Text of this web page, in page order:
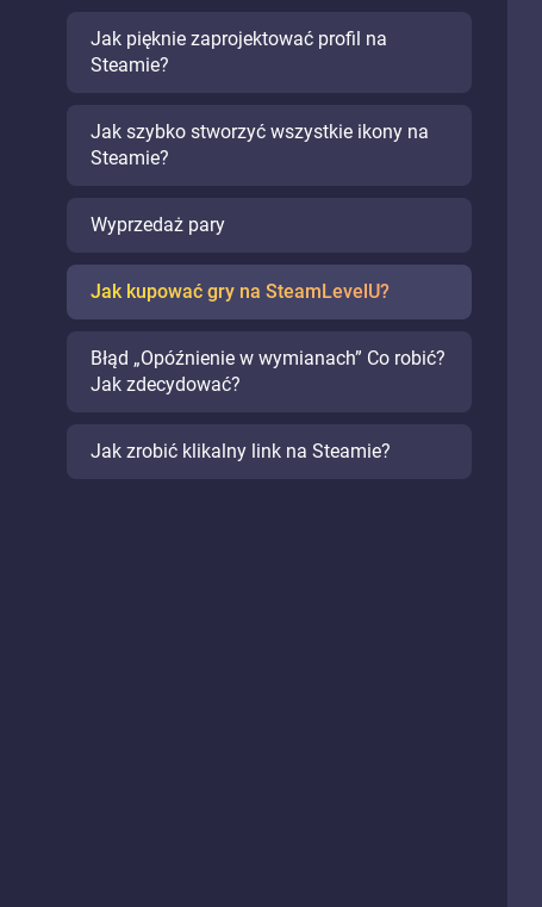
Jak pięknie zaprojektować profil na
Steamie?
Jak szybko stworzyć wszystkie ikony na
Steamie?
Wyprzedaż pary
Jak kupować gry na SteamLevelU?
Błąd „Opóźnienie w wymianach” Co robić?
Jak zdecydować?
Jak zrobić klikalny link na Steamie?